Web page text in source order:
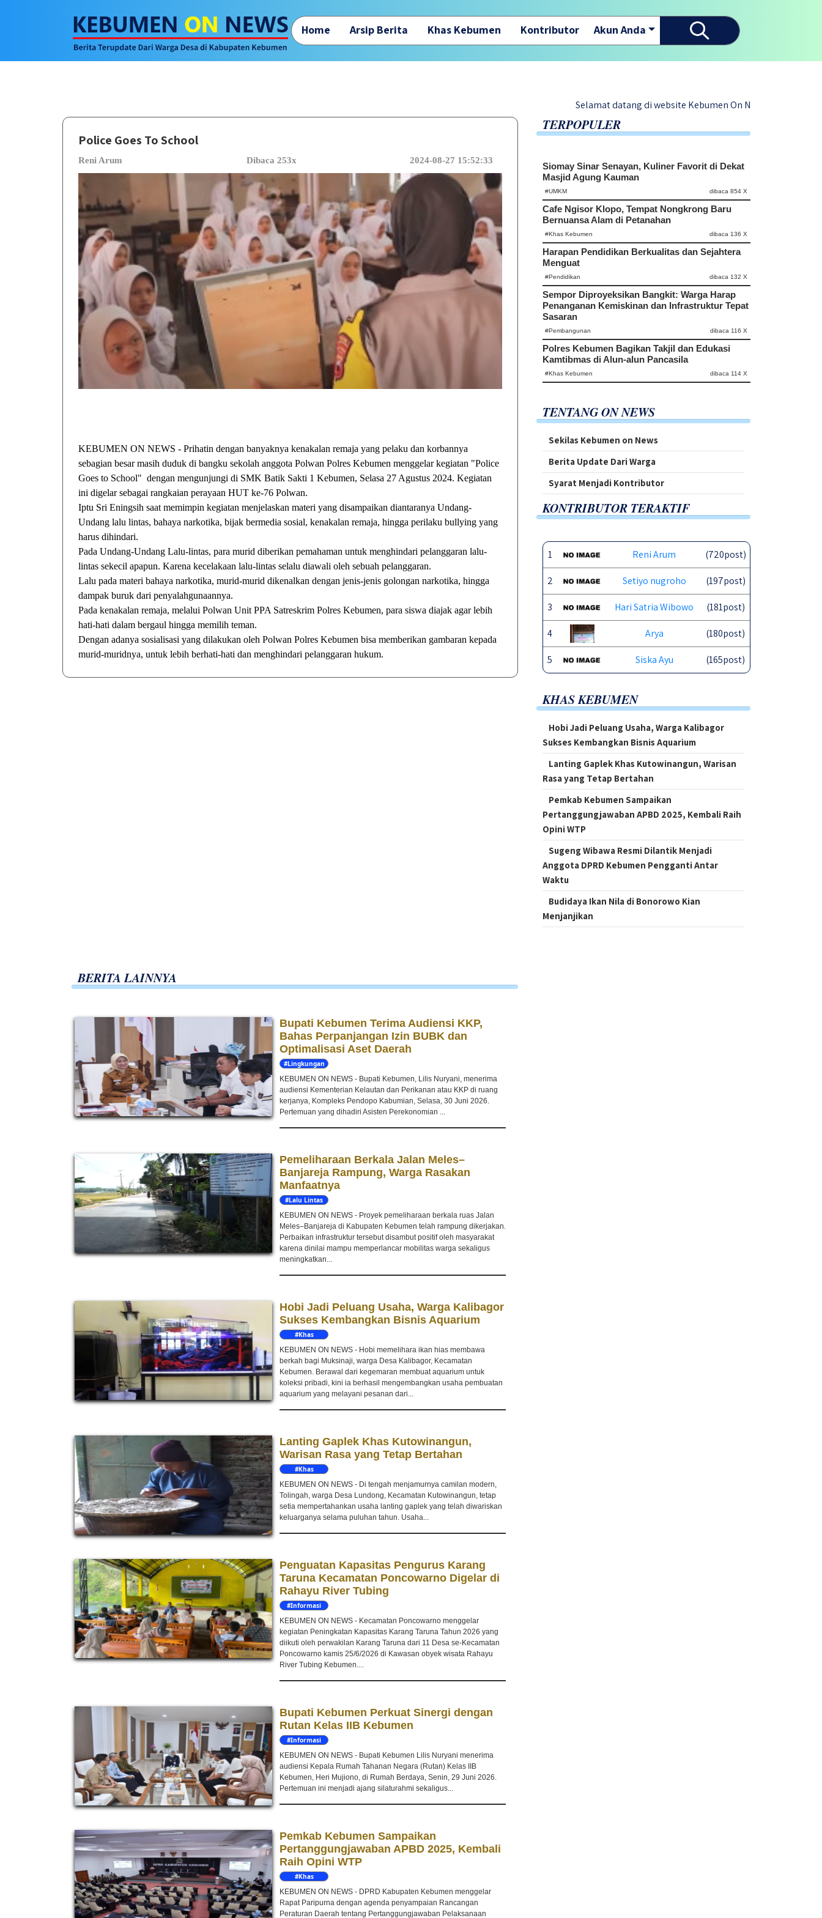
Home Arsip Berita Khas Kebumen Kontributor Akun Anda
Selamat datang di website Kebumen On News - Berita Terupdate
Police Goes To School
Reni Arum Dibaca 253x 2024-08-27 15:52:33
KEBUMEN ON NEWS - Prihatin dengan banyaknya kenakalan remaja yang pelaku dan korbannya
sebagian besar masih duduk di bangku sekolah anggota Polwan Polres Kebumen menggelar kegiatan "Police
Goes to School" dengan mengunjungi di SMK Batik Sakti 1 Kebumen, Selasa 27 Agustus 2024. Kegiatan
ini digelar sebagai rangkaian perayaan HUT ke-76 Polwan.
Iptu Sri Eningsih saat memimpin kegiatan menjelaskan materi yang disampaikan diantaranya Undang-
Undang lalu lintas, bahaya narkotika, bijak bermedia sosial, kenakalan remaja, hingga perilaku bullying yang
harus dihindari.
Pada Undang-Undang Lalu-lintas, para murid diberikan pemahaman untuk menghindari pelanggaran lalu-
lintas sekecil apapun. Karena kecelakaan lalu-lintas selalu diawali oleh sebuah pelanggaran.
Lalu pada materi bahaya narkotika, murid-murid dikenalkan dengan jenis-jenis golongan narkotika, hingga
dampak buruk dari penyalahgunaannya.
Pada kenakalan remaja, melalui Polwan Unit PPA Satreskrim Polres Kebumen, para siswa diajak agar lebih
hati-hati dalam bergaul hingga memilih teman.
Dengan adanya sosialisasi yang dilakukan oleh Polwan Polres Kebumen bisa memberikan gambaran kepada
murid-muridnya, untuk lebih berhati-hati dan menghindari pelanggaran hukum.
TERPOPULER
Siomay Sinar Senayan, Kuliner Favorit di Dekat
Masjid Agung Kauman
#UMKM dibaca 854 X
Cafe Ngisor Klopo, Tempat Nongkrong Baru
Bernuansa Alam di Petanahan
#Khas Kebumen dibaca 136 X
Harapan Pendidikan Berkualitas dan Sejahtera
Menguat
#Pendidikan dibaca 132 X
Sempor Diproyeksikan Bangkit: Warga Harap
Penanganan Kemiskinan dan Infrastruktur Tepat
Sasaran
#Pembangunan dibaca 116 X
Polres Kebumen Bagikan Takjil dan Edukasi
Kamtibmas di Alun-alun Pancasila
#Khas Kebumen dibaca 114 X
TENTANG ON NEWS
Sekilas Kebumen on News
Berita Update Dari Warga
Syarat Menjadi Kontributor
KONTRIBUTOR TERAKTIF
1 Reni Arum (720post)
2 Setiyo nugroho (197post)
3 Hari Satria Wibowo (181post)
4 Arya (180post)
5 Siska Ayu (165post)
KHAS KEBUMEN
Hobi Jadi Peluang Usaha, Warga Kalibagor
Sukses Kembangkan Bisnis Aquarium
Lanting Gaplek Khas Kutowinangun, Warisan
Rasa yang Tetap Bertahan
Pemkab Kebumen Sampaikan
Pertanggungjawaban APBD 2025, Kembali Raih
Opini WTP
Sugeng Wibawa Resmi Dilantik Menjadi
Anggota DPRD Kebumen Pengganti Antar
Waktu
Budidaya Ikan Nila di Bonorowo Kian
Menjanjikan
BERITA LAINNYA
Bupati Kebumen Terima Audiensi KKP,
Bahas Perpanjangan Izin BUBK dan
Optimalisasi Aset Daerah
#Lingkungan
KEBUMEN ON NEWS - Bupati Kebumen, Lilis Nuryani, menerima
audiensi Kementerian Kelautan dan Perikanan atau KKP di ruang
kerjanya, Kompleks Pendopo Kabumian, Selasa, 30 Juni 2026.
Pertemuan yang dihadiri Asisten Perekonomian ...
Pemeliharaan Berkala Jalan Meles–
Banjareja Rampung, Warga Rasakan
Manfaatnya
#Lalu Lintas
KEBUMEN ON NEWS - Proyek pemeliharaan berkala ruas Jalan
Meles–Banjareja di Kabupaten Kebumen telah rampung dikerjakan.
Perbaikan infrastruktur tersebut disambut positif oleh masyarakat
karena dinilai mampu memperlancar mobilitas warga sekaligus
meningkatkan...
Hobi Jadi Peluang Usaha, Warga Kalibagor
Sukses Kembangkan Bisnis Aquarium
#Khas
KEBUMEN ON NEWS - Hobi memelihara ikan hias membawa
berkah bagi Muksinaji, warga Desa Kalibagor, Kecamatan
Kebumen. Berawal dari kegemaran membuat aquarium untuk
koleksi pribadi, kini ia berhasil mengembangkan usaha pembuatan
aquarium yang melayani pesanan dari...
Lanting Gaplek Khas Kutowinangun,
Warisan Rasa yang Tetap Bertahan
#Khas
KEBUMEN ON NEWS - Di tengah menjamurnya camilan modern,
Tolingah, warga Desa Lundong, Kecamatan Kutowinangun, tetap
setia mempertahankan usaha lanting gaplek yang telah diwariskan
keluarganya selama puluhan tahun. Usaha...
Penguatan Kapasitas Pengurus Karang
Taruna Kecamatan Poncowarno Digelar di
Rahayu River Tubing
#Informasi
KEBUMEN ON NEWS - Kecamatan Poncowarno menggelar
kegiatan Peningkatan Kapasitas Karang Taruna Tahun 2026 yang
diikuti oleh perwakilan Karang Taruna dari 11 Desa se-Kecamatan
Poncowarno kamis 25/6/2026 di Kawasan obyek wisata Rahayu
River Tubing Kebumen....
Bupati Kebumen Perkuat Sinergi dengan
Rutan Kelas IIB Kebumen
#Informasi
KEBUMEN ON NEWS - Bupati Kebumen Lilis Nuryani menerima
audiensi Kepala Rumah Tahanan Negara (Rutan) Kelas IIB
Kebumen, Heri Mujiono, di Rumah Berdaya, Senin, 29 Juni 2026.
Pertemuan ini menjadi ajang silaturahmi sekaligus...
Pemkab Kebumen Sampaikan
Pertanggungjawaban APBD 2025, Kembali
Raih Opini WTP
#Khas
KEBUMEN ON NEWS - DPRD Kabupaten Kebumen menggelar
Rapat Paripurna dengan agenda penyampaian Rancangan
Peraturan Daerah tentang Pertanggungjawaban Pelaksanaan